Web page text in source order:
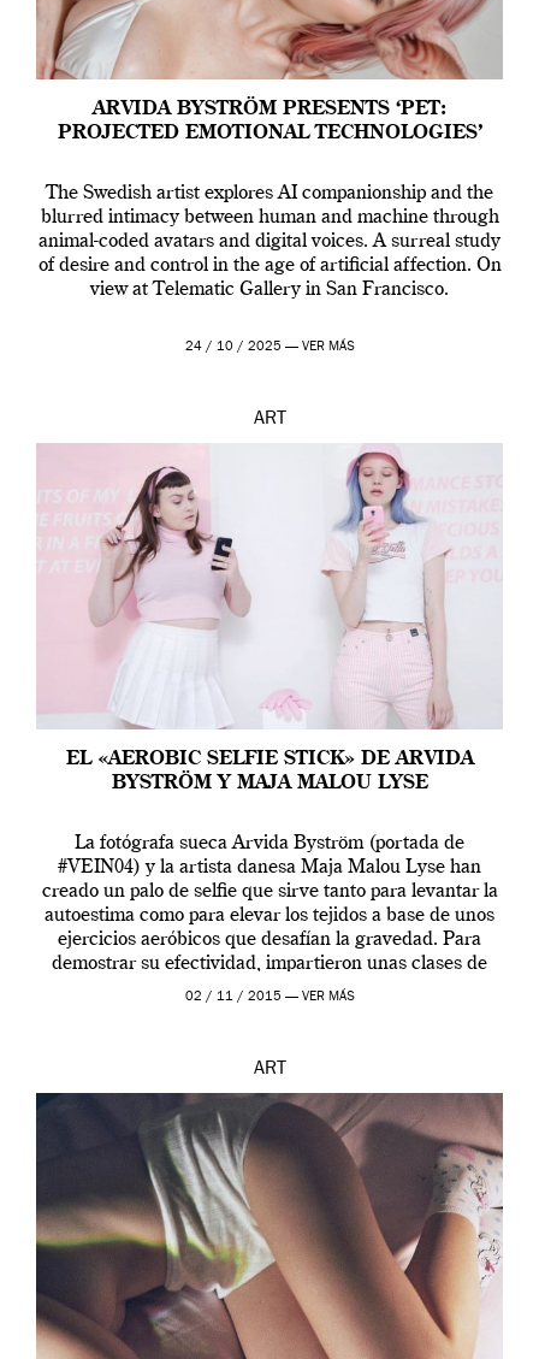
ARVIDA BYSTRÖM PRESENTS ‘PET:
PROJECTED EMOTIONAL TECHNOLOGIES’
The Swedish artist explores AI companionship and the
blurred intimacy between human and machine through
animal-coded avatars and digital voices. A surreal study
of desire and control in the age of artificial affection. On
view at Telematic Gallery in San Francisco.
24 / 10 / 2025 — VER MÁS
ART
EL «AEROBIC SELFIE STICK» DE ARVIDA
BYSTRÖM Y MAJA MALOU LYSE
La fotógrafa sueca Arvida Byström (portada de
#VEIN04) y la artista danesa Maja Malou Lyse han
creado un palo de selfie que sirve tanto para levantar la
autoestima como para elevar los tejidos a base de unos
ejercicios aeróbicos que desafían la gravedad. Para
demostrar su efectividad, impartieron unas clases de
prueba en el Tate […]
02 / 11 / 2015 — VER MÁS
ART